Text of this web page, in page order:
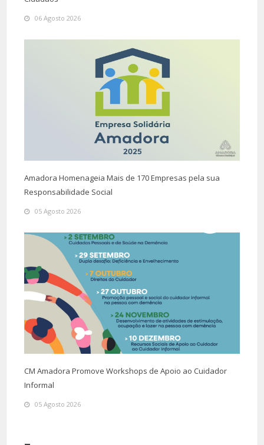
06 Agosto 2026
Amadora Homenageia Mais de 170 Empresas pela sua
Responsabilidade Social
05 Agosto 2026
CM Amadora Promove Workshops de Apoio ao Cuidador
Informal
05 Agosto 2026